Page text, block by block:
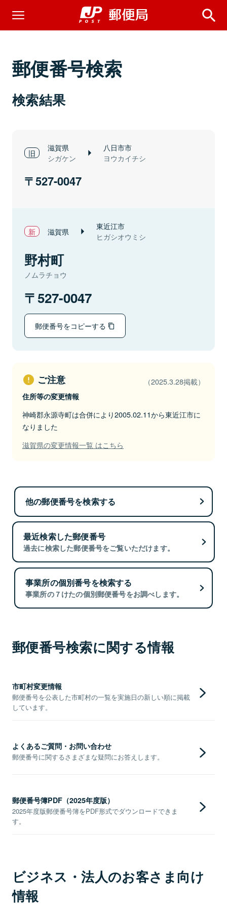
郵便番号検索
検索結果
滋賀県
シガケン
八日市市
ヨウカイチシ
527-0047
滋賀県 東近江市
ヒガシオウミシ
野村町
ノムラチョウ
527-0047
郵便番号をコピーする
ご注意 （2025.3.28掲載）
住所等の変更情報
神崎郡永源寺町は合併により2005.02.11から東近江市に
なりました
滋賀県の変更情報一覧 はこちら
他の郵便番号を検索する
最近検索した郵便番号
過去に検索した郵便番号をご覧いただけます。
事業所の個別番号を検索する
事業所の７けたの個別郵便番号をお調べします。
郵便番号検索に関する情報
市町村変更情報
郵便番号を公表した市町村の一覧を実施日の新しい順に掲載
しています。
よくあるご質問・お問い合わせ
郵便番号に関するさまざまな疑問にお答えします。
郵便番号簿PDF（2025年度版）
2025年度版郵便番号簿をPDF形式でダウンロードできま
す。
ビジネス・法人のお客さま向け
情報